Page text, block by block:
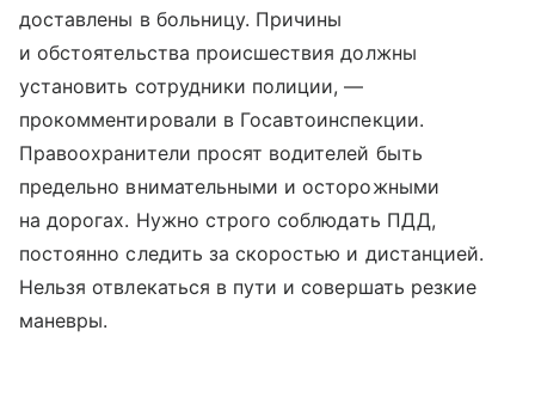
доставлены в больницу. Причины
и обстоятельства происшествия должны
установить сотрудники полиции, —
прокомментировали в Госавтоинспекции.
Правоохранители просят водителей быть
предельно внимательными и осторожными
на дорогах. Нужно строго соблюдать ПДД,
постоянно следить за скоростью и дистанцией.
Нельзя отвлекаться в пути и совершать резкие
маневры.